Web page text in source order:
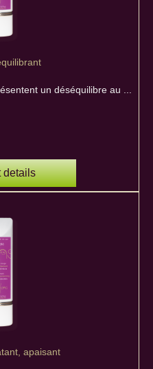
un déséquilibre au ...
details
apaisant